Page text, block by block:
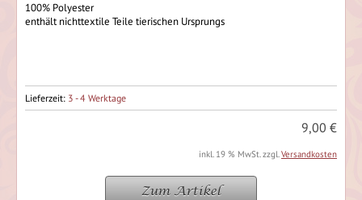
100% Polyester
enthält nichttextile Teile tierischen Ursprungs
Lieferzeit: 3 - 4 Werktage
9,00 €
inkl. 19 % MwSt. zzgl.Versandkosten
Zum Artikel